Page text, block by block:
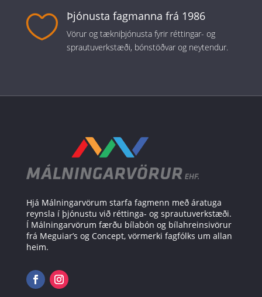
 Þjónusta fagmanna frá 1986
Vörur og tækniþjónusta fyrir réttingar- og
sprautuverkstæði, bónstöðvar og neytendur.
Hjá Málningarvörum starfa fagmenn með áratuga
reynsla í þjónustu við réttinga- og sprautuverkstæði.
Í Málningarvörum færðu bílabón og bílahreinsivörur
frá Meguiar’s og Concept, vörmerki fagfólks um allan
heim.